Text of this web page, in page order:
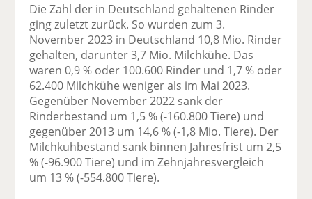
Die Zahl der in Deutschland gehaltenen Rinder
ging zuletzt zurück. So wurden zum 3.
November 2023 in Deutschland 10,8 Mio. Rinder
gehalten, darunter 3,7 Mio. Milchkühe. Das
waren 0,9 % oder 100.600 Rinder und 1,7 % oder
62.400 Milchkühe weniger als im Mai 2023.
Gegenüber November 2022 sank der
Rinderbestand um 1,5 % (-160.800 Tiere) und
gegenüber 2013 um 14,6 % (-1,8 Mio. Tiere). Der
Milchkuhbestand sank binnen Jahresfrist um 2,5
% (-96.900 Tiere) und im Zehnjahresvergleich
um 13 % (-554.800 Tiere).